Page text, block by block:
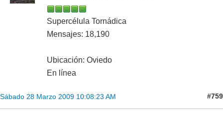
Supercélula Tornádica
Mensajes: 18,190
Ubicación: Oviedo
En línea
Sábado 28 Marzo 2009 10:08:23 AM #759